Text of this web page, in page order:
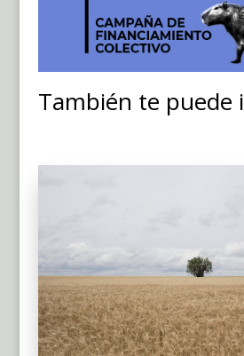
También te puede